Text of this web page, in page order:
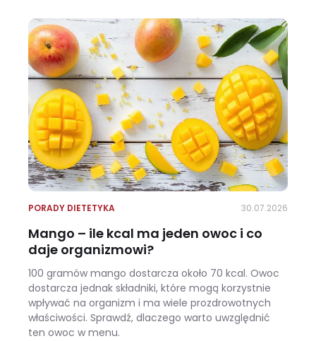
PORADY DIETETYKA 30.07.2026
Mango – ile kcal ma jeden owoc i co
daje organizmowi?
100 gramów mango dostarcza około 70 kcal. Owoc
dostarcza jednak składniki, które mogą korzystnie
wpływać na organizm i ma wiele prozdrowotnych
właściwości. Sprawdź, dlaczego warto uwzględnić
ten owoc w menu.